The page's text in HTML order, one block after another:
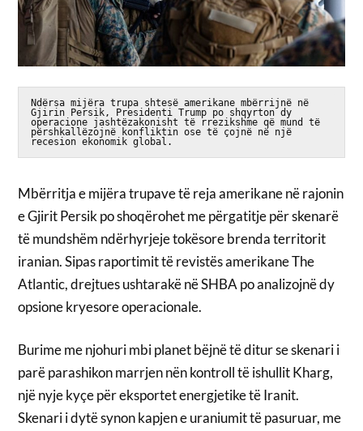
Ndërsa mijëra trupa shtesë amerikane mbërrijnë në
Gjirin Persik, Presidenti Trump po shqyrton dy
operacione jashtëzakonisht të rrezikshme që mund të
përshkallëzojnë konfliktin ose të çojnë në një
recesion ekonomik global.
Mbërritja e mijëra trupave të reja amerikane në rajonin
e Gjirit Persik po shoqërohet me përgatitje për skenarë
të mundshëm ndërhyrjeje tokësore brenda territorit
iranian. Sipas raportimit të revistës amerikane The
Atlantic, drejtues ushtarakë në SHBA po analizojnë dy
opsione kryesore operacionale.
Burime me njohuri mbi planet bëjnë të ditur se skenari i
parë parashikon marrjen nën kontroll të ishullit Kharg,
një nyje kyçe për eksportet energjetike të Iranit.
Skenari i dytë synon kapjen e uraniumit të pasuruar, me